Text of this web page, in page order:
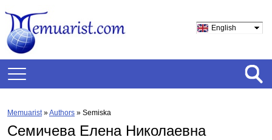
English
Memuarist»Authors » Semiska
Семичева Елена Николаевна